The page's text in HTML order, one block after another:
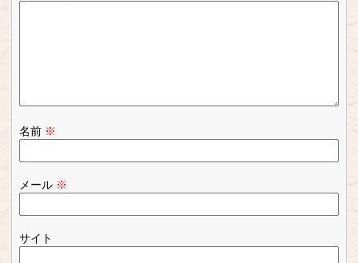
名前 ※
メール ※
サイト